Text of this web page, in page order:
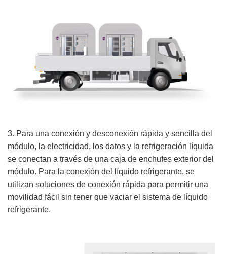
3. Para una conexión y desconexión rápida y sencilla del
módulo, la electricidad, los datos y la refrigeración líquida
se conectan a través de una caja de enchufes exterior del
módulo. Para la conexión del líquido refrigerante, se
utilizan soluciones de conexión rápida para permitir una
movilidad fácil sin tener que vaciar el sistema de líquido
refrigerante.